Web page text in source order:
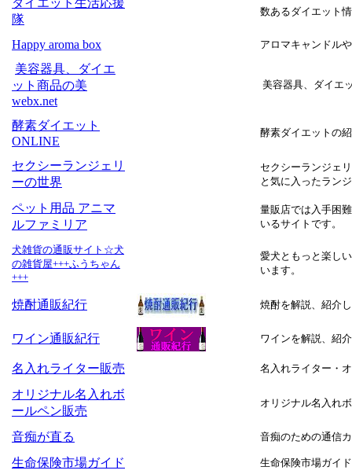
ダイエット生活応援
隊
数あるダイエット
Happy aroma box アロマキャンドル
美容器具、ダイエ
ット商品の美
webx.net
美容器具、ダイエ
酵素ダイエット
ONLINE
酵素ダイエットの
セクシーランジェリ
ーの世界
セクシーランジェ
と気に入ったラン
ペット用品 アニマ
ルファミリア
量販店では入手困
いるサイトです。
犬雑貨の通販サイト☆犬
の雑貨屋+++ふうちゃん
+++
愛犬ともっと楽し
います。
焼酎通販紀行 焼酎を解説、紹介
ワイン通販紀行 ワインを解説、紹
名入れライター販売 名入れライター・
オリジナル名入れボ
ールペン販売
オリジナル名入れ
音痴が直る 音痴のための通信
生命保険市場ガイド 生命保険市場ガイ